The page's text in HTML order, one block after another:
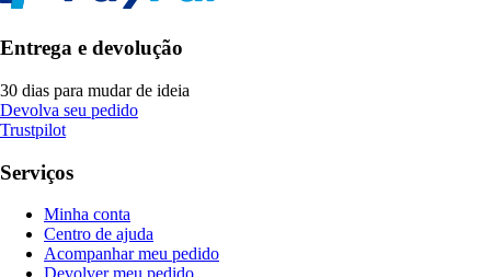
Entrega e devolução
30 dias para mudar de ideia
Devolva seu pedido
Trustpilot
Serviços
Minha conta
Centro de ajuda
Acompanhar meu pedido